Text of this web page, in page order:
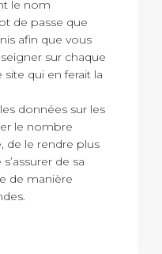
le nom
de passe que
afin que vous
sur chaque
qui en ferait la
données sur les
le nombre
de le rendre plus
de sa
de manière